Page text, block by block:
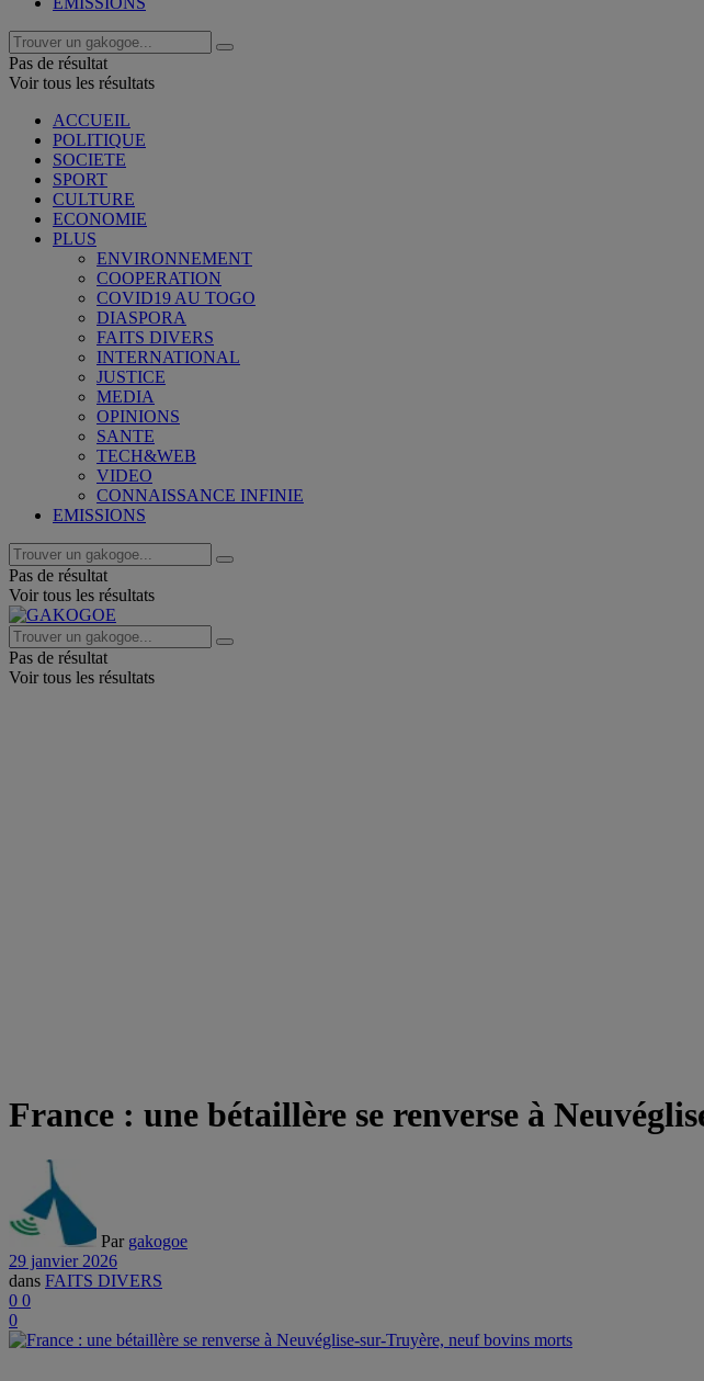
Pas de résultat
Voir tous les résultats
ACCUEIL
POLITIQUE
SOCIETE
SPORT
CULTURE
ECONOMIE
PLUS
ENVIRONNEMENT
COOPERATION
COVID19 AU TOGO
DIASPORA
FAITS DIVERS
INTERNATIONAL
JUSTICE
MEDIA
OPINIONS
SANTE
TECH&WEB
VIDEO
CONNAISSANCE INFINIE
EMISSIONS
Pas de résultat
Voir tous les résultats
Pas de résultat
Voir tous les résultats
France : une bétaillère se renverse à
Par gakogoe
29 janvier 2026
dans FAITS DIVERS
0 0
0